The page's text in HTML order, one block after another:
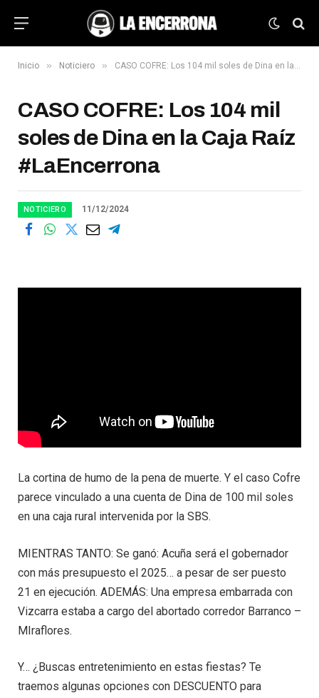
Inicio » Noticiero » CASO COFRE: Los 104 mil soles de Dina en la Caja Raíz #LaEncerrona
CASO COFRE: Los 104 mil
soles de Dina en la Caja Raíz
#LaEncerrona
NOTICIERO 11/12/2024
La cortina de humo de la pena de muerte. Y el caso Cofre
parece vinculado a una cuenta de Dina de 100 mil soles
en una caja rural intervenida por la SBS.
MIENTRAS TANTO: Se ganó: Acuña será el gobernador
con más presupuesto el 2025… a pesar de ser puesto
21 en ejecución. ADEMÁS: Una empresa embarrada con
Vizcarra estaba a cargo del abortado corredor Barranco –
MIraflores.
Y… ¿Buscas entretenimiento en estas fiestas? Te
traemos algunas opciones con DESCUENTO para